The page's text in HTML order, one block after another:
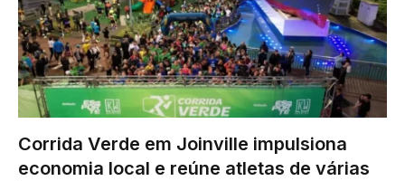
Corrida Verde em Joinville impulsiona
economia local e reúne atletas de várias